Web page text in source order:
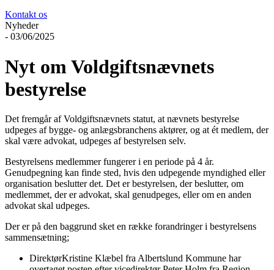
Kontakt os
Nyheder
- 03/06/2025
Nyt om Voldgiftsnævnets
bestyrelse
Det fremgår af Voldgiftsnævnets statut, at nævnets bestyrelse
udpeges af bygge- og anlægsbranchens aktører, og at ét medlem, der
skal være advokat, udpeges af bestyrelsen selv.
Bestyrelsens medlemmer fungerer i en periode på 4 år.
Genudpegning kan finde sted, hvis den udpegende myndighed eller
organisation beslutter det. Det er bestyrelsen, der beslutter, om
medlemmet, der er advokat, skal genudpeges, eller om en anden
advokat skal udpeges.
Der er på den baggrund sket en række forandringer i bestyrelsens
sammensætning;
DirektørKristine Klæbel fra Albertslund Kommune har